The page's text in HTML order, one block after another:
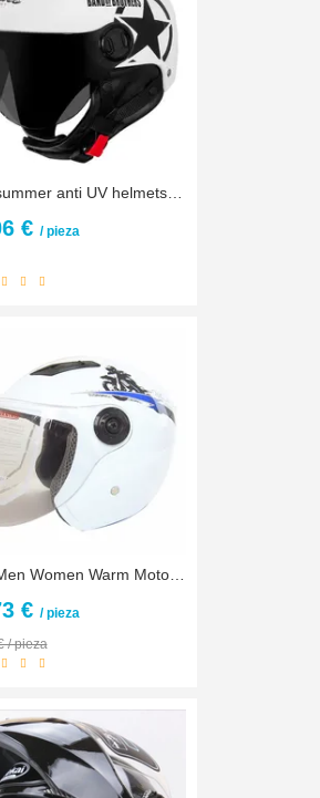
New summer anti UV helmets motorcycle helmet moto bike motorbike scooter helmet Casco Capacete for women&men
€ / pieza
New Men Women Warm Motorcycle Motorbike Riding Scooter Half Face Helmet Safe High Quality
€ / pieza
/ pieza